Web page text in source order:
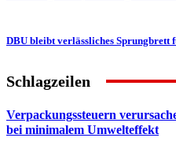
DBU bleibt verlässliches Sprungbrett
Schlagzeilen
Verpackungssteuern
bei minimalem Umwelteffekt